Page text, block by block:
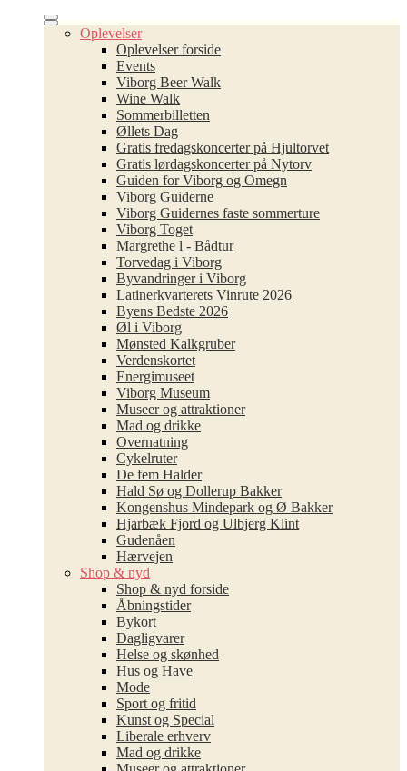
Oplevelser
Oplevelser forside
Events
Viborg Beer Walk
Wine Walk
Sommerbilletten
Øllets Dag
Gratis fredagskoncerter på Hjultorvet
Gratis lørdagskoncerter på Nytorv
Guiden for Viborg og Omegn
Viborg Guiderne
Viborg Guidernes faste sommerture
Viborg Toget
Margrethe l - Bådtur
Torvedag i Viborg
Byvandringer i Viborg
Latinerkvarterets Vinrute 2026
Byens Bedste 2026
Øl i Viborg
Mønsted Kalkgruber
Verdenskortet
Energimuseet
Viborg Museum
Museer og attraktioner
Mad og drikke
Overnatning
Cykelruter
De fem Halder
Hald Sø og Dollerup Bakker
Kongenshus Mindepark og Ø Bakker
Hjarbæk Fjord og Ulbjerg Klint
Gudenåen
Hærvejen
Shop & nyd
Shop & nyd forside
Åbningstider
Bykort
Dagligvarer
Helse og skønhed
Hus og Have
Mode
Sport og fritid
Kunst og Special
Liberale erhverv
Mad og drikke